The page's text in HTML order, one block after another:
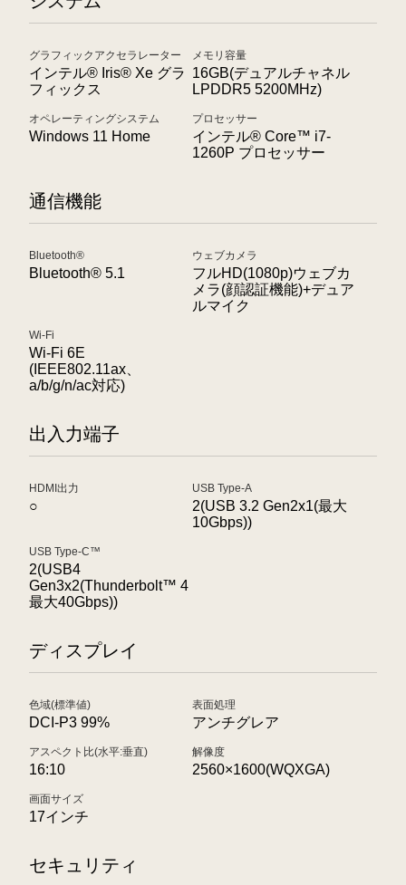
グラフィックアクセラレーター
インテル® Iris® Xe グラ
フィックス
メモリ容量
16GB(デュアルチャネル
LPDDR5 5200MHz)
オペレーティングシステム
Windows 11 Home
プロセッサー
インテル® Core™ i7-
1260P プロセッサー
通信機能
Bluetooth®
Bluetooth® 5.1
ウェブカメラ
フルHD(1080p)ウェブカ
メラ(顔認証機能)+デュア
ルマイク
Wi-Fi
Wi-Fi 6E
(IEEE802.11ax、
a/b/g/n/ac対応)
出入力端子
HDMI出力
○
USB Type-A
2(USB 3.2 Gen2x1(最大
10Gbps))
USB Type-C™
2(USB4
Gen3x2(Thunderbolt™ 4
最大40Gbps))
ディスプレイ
色域(標準値)
DCI-P3 99%
表面処理
アンチグレア
アスペクト比(水平:垂直)
16:10
解像度
2560×1600(WQXGA)
画面サイズ
17インチ
セキュリティ